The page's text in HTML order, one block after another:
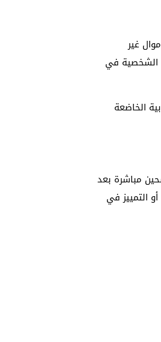
غير
الشخصية في
الخاضعة
مباشرة بعد
التمييز في